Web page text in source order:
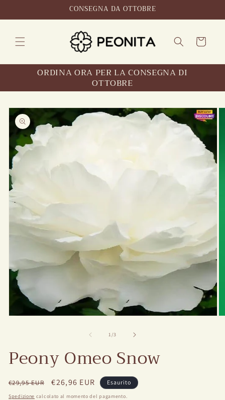
CONSEGNA DA OTTOBRE
Carrello
ORDINA ORA PER LA CONSEGNA DI
OTTOBRE
Salta le
informazioni
sul prodotto
1/Di
3
Peony Omeo Snow
Prezzo
regolare
€29,95 EUR
Prezzo
di
€26,96 EUR Esaurito
Spedizione calcolato al momento del pagamento.